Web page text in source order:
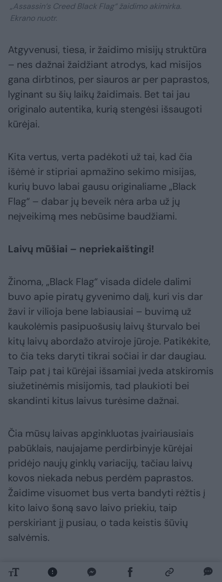
„Assassin‘s Creed Black Flag“ žaidimo akimirka.
Ekrano nuotr.
Atgyvenusi, tiesa, ir žaidimo misijų struktūra
– nes dažnai žaidžiant atrodys, kad misijos
gana dirbtinos, per siauros ar per paprastos,
lyginant su šių laikų žaidimais. Bet tai jau
originalo autentika, kurią stengėsi išsaugoti
kūrėjai.
Kita vertus, verta padėkoti už tai, kad čia
išėmė ir stipriai apmažino sekimo misijas,
kurių buvo labai gausu originaliame „Black
Flag“ – dabar jų beveik nėra arba už jų
neįveikimą mes nebūsime baudžiami.
Laivų mūšiai – nepriekaištingi!
Žinoma, „Black Flag“ visada didele dalimi
buvo apie piratų gyvenimo dalį, kuri vis dar
žavi ir vilioja bene labiausiai – buvimą už
kaukolėmis pasipuošusių laivų šturvalo bei
kitų laivų abordažo atviroje jūroje. Patikėkite,
to čia teks daryti tikrai sočiai ir dar daugiau.
Taip pat į tai kūrėjai išsamiai įveda atskiromis
siužetinėmis misijomis, tad plaukioti bei
skandinti kitus laivus turėsime dažnai.
Čia mūsų laivas apginkluotas įvairiausiais
pabūklais, naujajame perdirbinyje kūrėjai
pridėjo naujų ginklų variacijų, tačiau laivų
kovos niekada nebus perdėm paprastos.
Žaidime visuomet bus verta bandyti rėžtis į
kito laivo šoną savo laivo priekiu, taip
perskiriant jį pusiau, o tada keistis šūvių
salvėmis.